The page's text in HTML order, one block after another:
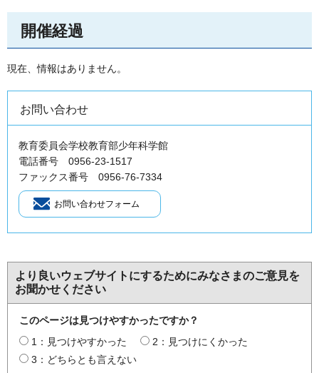
開催経過
現在、情報はありません。
お問い合わせ
教育委員会学校教育部少年科学館
電話番号 0956-23-1517
ファックス番号 0956-76-7334
より良いウェブサイトにするためにみなさまのご意見を
お聞かせください
このページは見つけやすかったですか？
1：見つけやすかった
2：見つけにくかった
3：どちらとも言えない